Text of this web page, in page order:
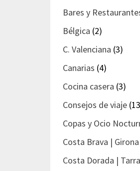
Bares y
Bélgica (2)
C. Valenciana (3)
Canarias (4)
Cocina casera (3)
Consejos de viaje
Copas y Ocio
Costa Brava | Girona
Costa Dorada |